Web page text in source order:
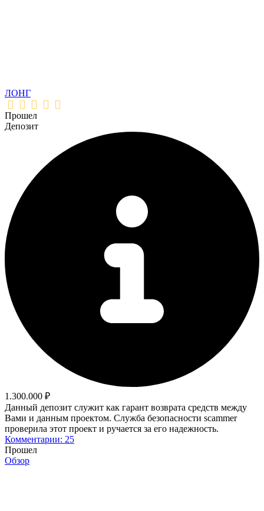
ЛОНГ
Прошел
Депозит
1.300.000 ₽
Данный депозит служит как гарант возврата средств между
Вами и данным проектом. Служба безопасности scammer
проверила этот проект и ручается за его надежность.
Комментарии: 25
Прошел
Обзор